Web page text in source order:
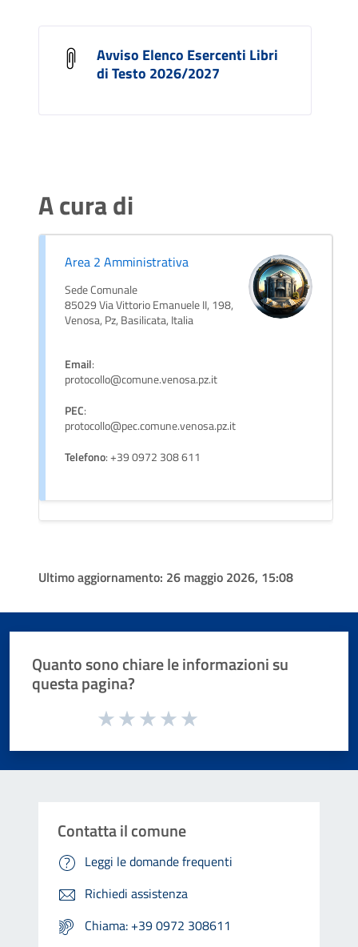
Avviso Elenco Esercenti Libri
di Testo 2026/2027
A cura di
Area 2 Amministrativa
Sede Comunale
85029 Via Vittorio Emanuele II, 198,
Venosa, Pz, Basilicata, Italia
Email:
protocollo@comune.venosa.pz.it
PEC:
protocollo@pec.comune.venosa.pz.it
Telefono: +39 0972 308 611
Ultimo aggiornamento: 26 maggio 2026, 15:08
Quanto sono chiare le informazioni su
questa pagina?
Valuta da 1 a 5 stelle la pagina
Contatta il comune
Leggi le domande frequenti
Richiedi assistenza
Chiama: +39 0972 308611